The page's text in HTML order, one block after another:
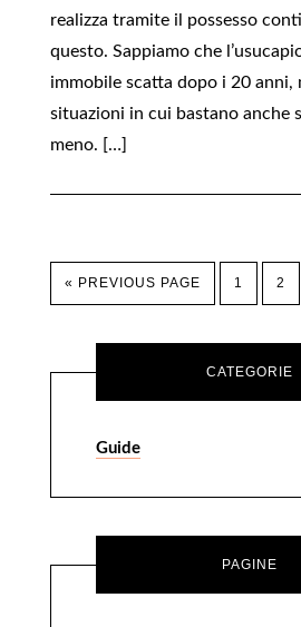
realizza tramite il possesso
questo. Sappiamo che
immobile scatta dopo i 20 anni,
situazioni in cui bastano anche
meno. […]
« PREVIOUS PAGE 1 2
CATEGORIE
Guide
PAGINE